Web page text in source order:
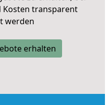
Kosten transparent
werden
erhalten